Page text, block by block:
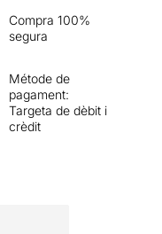
Compra 100%
segura
Métode de
pagament:
Targeta de dèbit i
crèdit